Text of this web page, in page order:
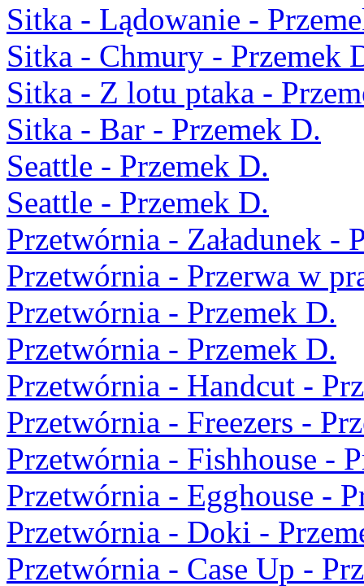
Sitka - Lądowanie -
Sitka - Chmury - Przemek
Sitka - Z lotu ptaka -
Sitka - Bar - Przemek D.
Seattle - Przemek D.
Seattle - Przemek D.
Przetwórnia - Załadunek -
Przetwórnia - Przerwa w
Przetwórnia - Przemek D.
Przetwórnia - Przemek D.
Przetwórnia - Handcut -
Przetwórnia - Freezers -
Przetwórnia - Fishhouse -
Przetwórnia - Egghouse -
Przetwórnia - Doki -
Przetwórnia - Case Up -